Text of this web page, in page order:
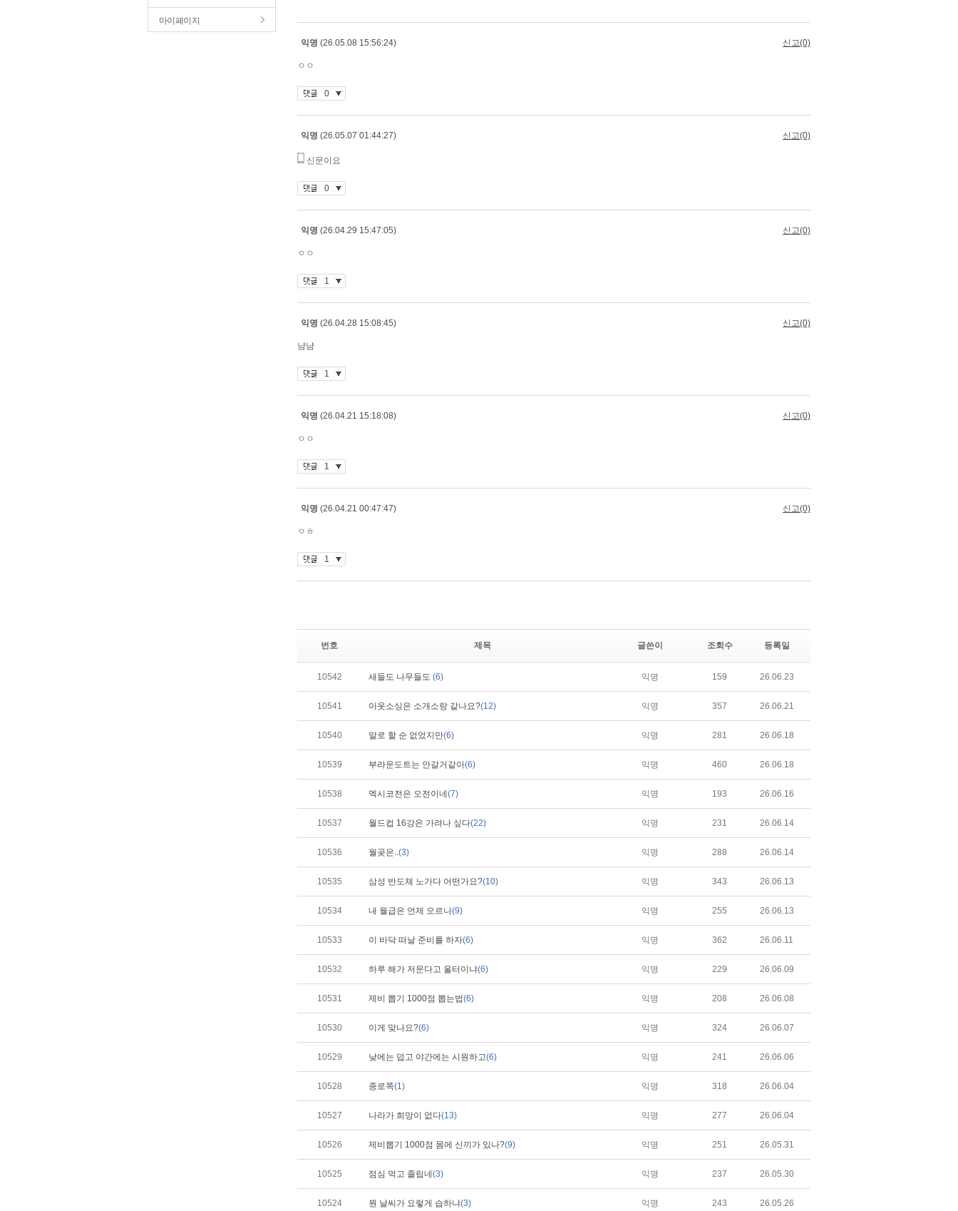
마이페이지
번호 제목 글쓴이 조회수 등록일
10542 새들도 나무들도 (6) 익명 159 26.06.23
10541 아웃소싱은 소개소랑 같나요?(12) 익명 357 26.06.21
10540 말로 할 순 없었지만(6) 익명 281 26.06.18
10539 부라운도트는 안갈거같아(6) 익명 460 26.06.18
10538 멕시코전은 오전이네 (7) 익명 193 26.06.16
10537 월드컵 16강은 가려나 싶다(22) 익명 231 26.06.14
10536 월곶은..(3) 익명 288 26.06.14
10535 삼성 반도체 노가다 어떤가요?(10) 익명 343 26.06.13
10534 내 월급은 언제 오르나(9) 익명 255 26.06.13
10533 이 바닥 떠날 준비를 하자(6) 익명 362 26.06.11
10532 하루 해가 저문다고 울터이냐(6) 익명 229 26.06.09
10531 제비 뽑기 1000점 뽑는법(6) 익명 208 26.06.08
10530 이게 맞나요?(6) 익명 324 26.06.07
10529 낮에는 덥고 야간에는 시원하고(6) 익명 241 26.06.06
10528 종로쪽(1) 익명 318 26.06.04
10527 나라가 희망이 없다(13) 익명 277 26.06.04
10526 제비뽑기 1000점 몸에 신끼가 있나?(9) 익명 251 26.05.31
10525 점심 먹고 졸립네 (3) 익명 237 26.05.30
10524 뭔 날씨가 요렇게 습하냐(3) 익명 243 26.05.26